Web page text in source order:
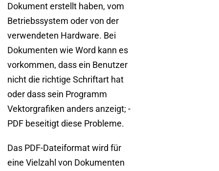
Dokument erstellt haben, vom
Betriebssystem oder von der
verwendeten Hardware. Bei
Dokumenten wie Word kann es
vorkommen, dass ein Benutzer
nicht die richtige Schriftart hat
oder dass sein Programm
Vektorgrafiken anders anzeigt; -
PDF beseitigt diese Probleme.
Das PDF-Dateiformat wird für
eine Vielzahl von Dokumenten